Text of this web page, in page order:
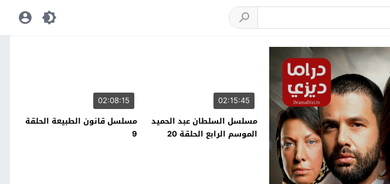
02:15:45
مسلسل السلطان عبد الحميد
الموسم الرابع الحلقة 20
02:08:15
مسلسل قانون الطبيعة الحلقة
9